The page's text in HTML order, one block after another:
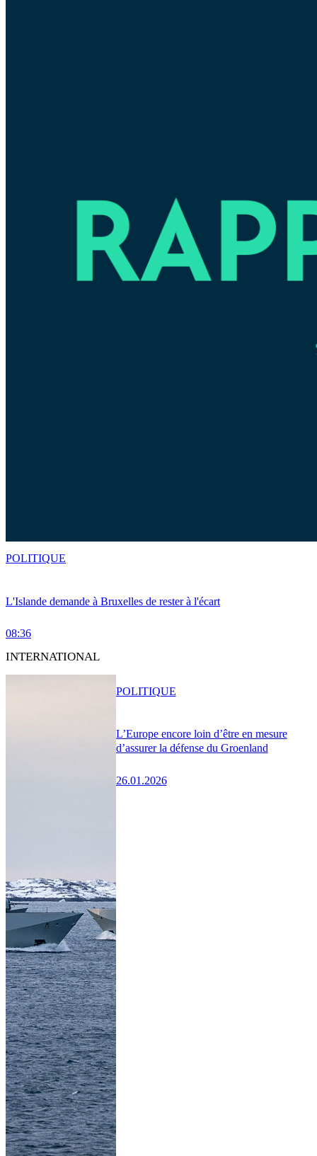
L'Islande demande à Bruxelles de rester à l'écart
08:36
POLITIQUE
INTERNATIONAL
L’Europe encore loin d’être en mesure
d’assurer la défense du Groenland
26.01.2026
POLITIQUE